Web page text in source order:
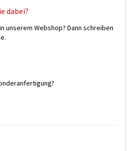
dabei?
unserem Webshop? Dann schreiben